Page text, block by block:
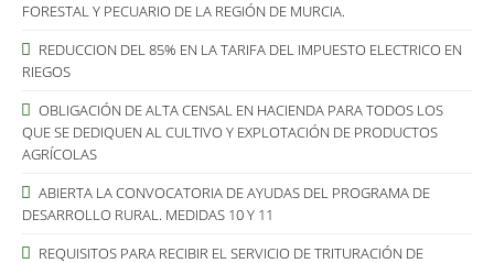
FORESTAL Y PECUARIO DE LA REGIÓN DE MURCIA.
REDUCCION DEL 85% EN LA TARIFA DEL IMPUESTO ELECTRICO EN
RIEGOS
OBLIGACIÓN DE ALTA CENSAL EN HACIENDA PARA TODOS LOS
QUE SE DEDIQUEN AL CULTIVO Y EXPLOTACIÓN DE PRODUCTOS
AGRÍCOLAS
ABIERTA LA CONVOCATORIA DE AYUDAS DEL PROGRAMA DE
DESARROLLO RURAL. MEDIDAS 10 Y 11
REQUISITOS PARA RECIBIR EL SERVICIO DE TRITURACIÓN DE